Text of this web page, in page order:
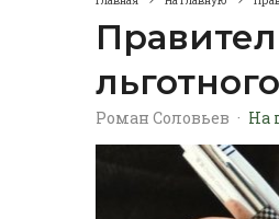
Роман Соловьев · На